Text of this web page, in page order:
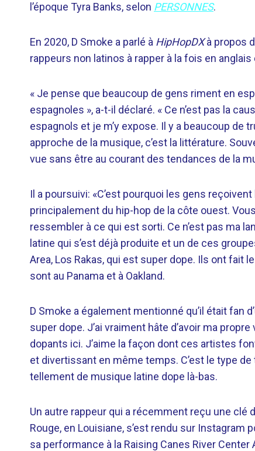
l’époque Tyra Banks, selon PERSONNES.
En 2020, D Smoke a parlé à HipHopDXà propos
rappeurs non latinos à rapper à la fois en
« Je pense que beaucoup de gens riment en
espagnoles », a-t-il déclaré. « Ce n’est pas la
espagnols et je m’y expose. Il y a beaucoup de
approche de la musique, c’est la littérature.
vue sans être au courant des tendances de la
Il a poursuivi: «C’est pourquoi les gens
principalement du hip-hop de la côte ouest.
ressembler à ce qui est sorti. Ce n’est pas ma
latine qui s’est déjà produite et un de ces
Area, Los Rakas, qui est super dope. Ils ont fait
sont au Panama et à Oakland.
D Smoke a également mentionné qu’il était fan
super dope. J’ai vraiment hâte d’avoir ma
dopants ici. J’aime la façon dont ces artistes
et divertissant en même temps. C’est le type
tellement de musique latine dope là-bas.
Un autre rappeur qui a récemment reçu une clé
Rouge, en Louisiane, s’est rendu sur Instagram
sa performance à la Raising Canes River Center